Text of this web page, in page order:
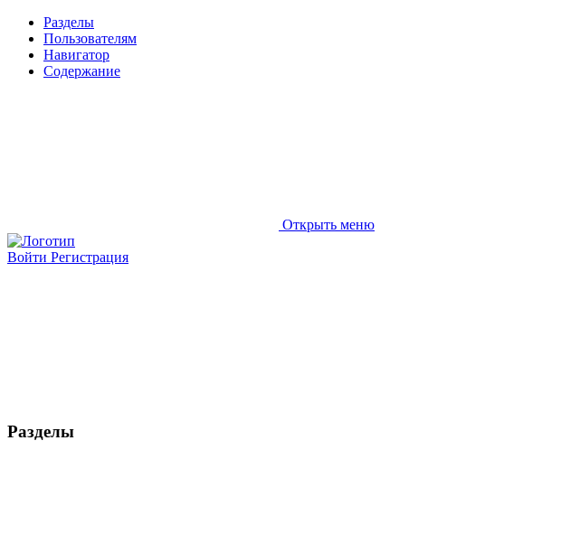
Разделы
Пользователям
Навигатор
Содержание
Открыть меню
Войти Регистрация
Разделы